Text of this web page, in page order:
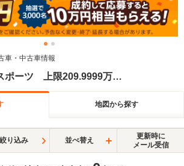
車・中古車情報
トヨタ カローラスポーツ 上限209.9999万円 下限200万円 上限2025年 下限2025年
地図から探す
絞り込み 並べ替え
更新時に
メール受信